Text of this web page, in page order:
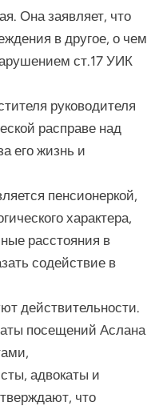
Она заявляет, что
в другое, о чем
ст.17 УИК
руководителя
расправе над
его жизнь и
пенсионеркой,
характера,
расстояния в
содействие в
действительности.
посещений Аслана
адвокаты и
что